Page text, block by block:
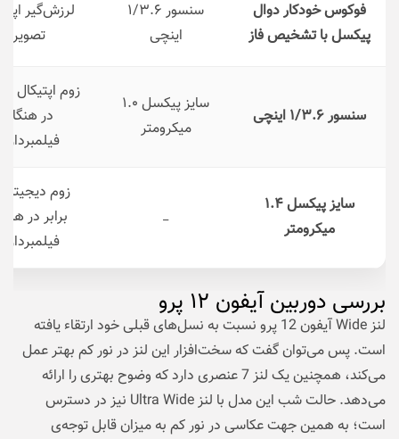
فوکوس خودکار دوال
پیکسل با تشخیص فاز
سنسور ۱/۳.۶
اینچی
لرزش‌گیر
تصویر
سنسور ۱/۳.۶ اینچی
سایز پیکسل ۱.۰
میکرومتر
در هنگام
سایز پیکسل ۱.۴
میکرومتر
_
برابر در
بررسی دوربین آیفون ۱۲ پرو
لنز Wide آیفون 12 پرو نسبت به نسل‌های قبلی خود ارتقاء یافته
است. پس می‌توان گفت که سخت‌افزار این لنز در نور کم بهتر عمل
می‌کند، همچنین یک لنز 7 عنصری دارد که وضوح بهتری را ارائه
می‌دهد. حالت شب این مدل با لنز Ultra Wide نیز در دسترس
است؛ به همین جهت عکاسی در نور کم به میزان قابل توجه‌ی